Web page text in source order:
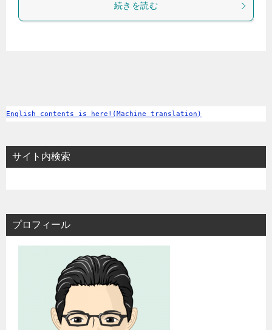
続きを読む
English contents is here!(Machine translation)
サイト内検索
プロフィール